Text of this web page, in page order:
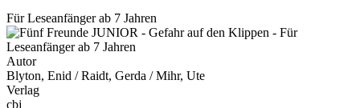
Für Leseanfänger ab 7 Jahren
Autor
Blyton, Enid / Raidt, Gerda / Mihr, Ute
Verlag
cbj